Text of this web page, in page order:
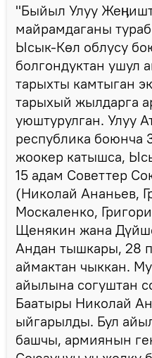
"Быйыл Улуу
майрамдаганы
Ысык-Көл облусу
болгондуктан ушул
тарыхты камтыган
тарыхый жылдарга
уюштурулган. Улуу
республика боюнча
жоокер катышса,
15 адам Советтер
(Николай Ананьев,
Москаленко,
Щенякин жана
Андан тышкары, 28
аймактан чыккан.
айылына согуштан
Баатыры Николай
ыйгарылды. Бул
башчы, армиянын